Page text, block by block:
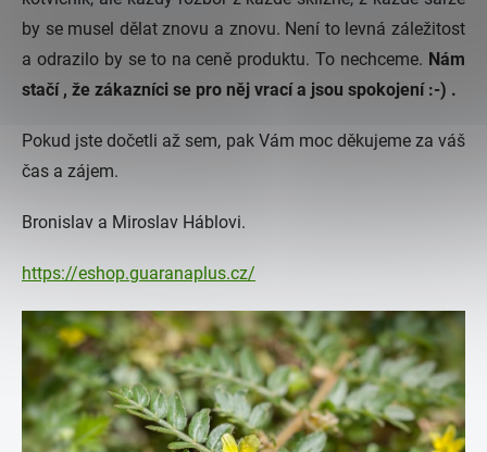
by se musel dělat znovu a znovu. Není to levná záležitost
a odrazilo by se to na ceně produktu. To nechceme. Nám
stačí , že zákazníci se pro něj vrací a jsou spokojení :-) .
Pokud jste dočetli až sem, pak Vám moc děkujeme za váš
čas a zájem.
Bronislav a Miroslav Háblovi.
https://eshop.guaranaplus.cz/